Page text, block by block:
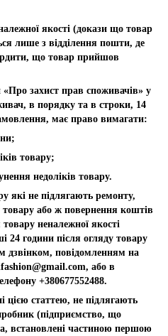
якості (докази що товар
лише з відділення пошти, де
що товар прийшов
«Про захист прав споживачів» у
в порядку та в строки, 14
має право вимагати:
товару;
недоліків товару.
які не підлягають ремонту,
або ж повернення коштів
неналежної якості
24 години після огляду товару
дзвінком, повідомленням на
, або в
+380677552488.
цією статтею, не підлягають
(підприємство, що
встановлені частиною першою